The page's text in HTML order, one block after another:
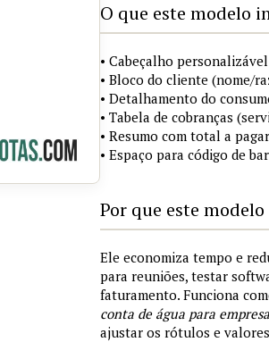
O que este modelo
• Cabeçalho
• Bloco do cliente (nome/
• Detalhamento do
• Tabela de cobranças
• Resumo com total a
• Espaço para código de
Por que este
Ele economiza tempo e
para reuniões, testar
faturamento. Funciona
conta de água para
ajustar os rótulos e